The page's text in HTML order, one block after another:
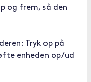
og frem, så den
Tryk op på
enheden op/ud